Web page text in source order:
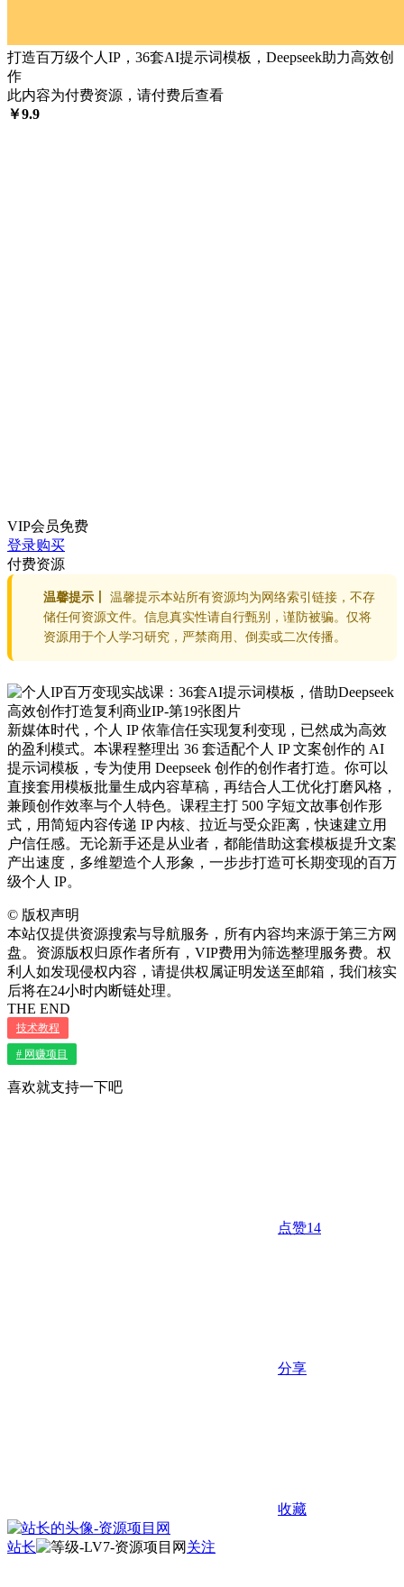
打造百万级个人IP，36套AI提示词模板，Deepseek助力高效创
作
此内容为付费资源，请付费后查看
￥9.9
VIP会员免费
登录购买
付费资源
温馨提示丨
温馨提示本站所有资源均为网络索引链接，不存
储任何资源文件。信息真实性请自行甄别，谨防被骗。仅将
资源用于个人学习研究，严禁商用、倒卖或二次传播。
新媒体时代，个人 IP 依靠信任实现复利变现，已然成为高效
的盈利模式。本课程整理出 36 套适配个人 IP 文案创作的 AI
提示词模板，专为使用 Deepseek 创作的创作者打造。你可以
直接套用模板批量生成内容草稿，再结合人工优化打磨风格，
兼顾创作效率与个人特色。课程主打 500 字短文故事创作形
式，用简短内容传递 IP 内核、拉近与受众距离，快速建立用
户信任感。无论新手还是从业者，都能借助这套模板提升文案
产出速度，多维塑造个人形象，一步步打造可长期变现的百万
级个人 IP。
© 版权声明
本站仅提供资源搜索与导航服务，所有内容均来源于第三方网
盘。资源版权归原作者所有，VIP费用为筛选整理服务费。权
利人如发现侵权内容，请提供权属证明发送至邮箱，我们核实
后将在24小时内断链处理。
THE END
技术教程
# 网赚项目
喜欢就支持一下吧
点赞14
分享
收藏
站长 关注